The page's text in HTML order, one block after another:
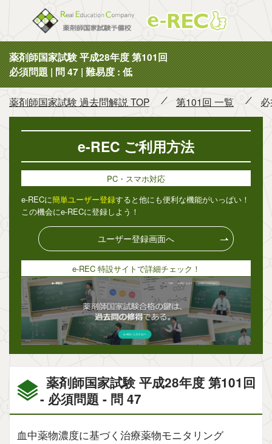
薬剤師国家試験 平成28年度 第101回
必須問題 | 問 47 | 難易度 : 低
薬剤師国家試験 過去問解説 TOP 第101回 一覧
薬剤師国家試験 平成28年度 第101回
- 必須問題 - 問 47
血中薬物濃度に基づく治療薬物モニタリング
e-REC ご利用方法
PC・スマホ対応
e-RECに簡単ユーザー登録すると他にも便利な機能がいっぱい！
この機会にe-RECに登録しよう！
ユーザー登録画面へ
e-REC 特設サイトで詳細チェック！